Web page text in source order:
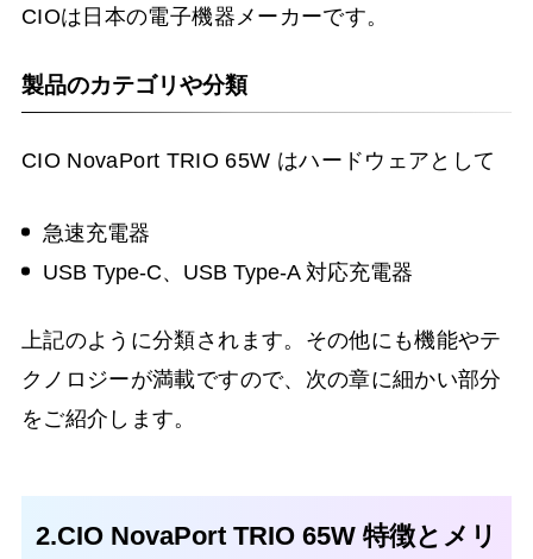
CIOは日本の電子機器メーカーです。
製品のカテゴリや分類
CIO NovaPort TRIO 65W はハードウェアとして
急速充電器
USB Type-C、USB Type-A 対応充電器
上記のように分類されます。その他にも機能やテ
クノロジーが満載ですので、次の章に細かい部分
をご紹介します。
2.CIO NovaPort TRIO 65W 特徴とメリ